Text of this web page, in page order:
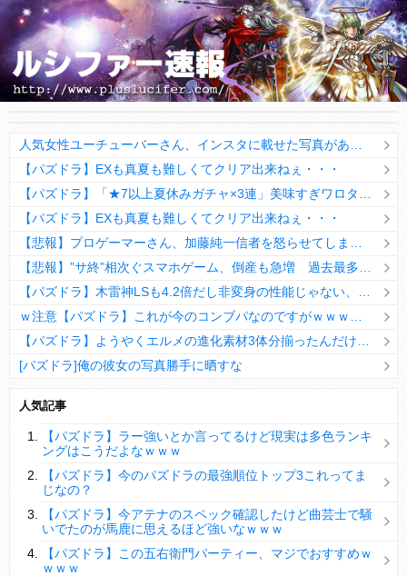
【パズドラ】EXも真夏も難しくてクリア出来ねぇ・・・
【パズドラ】EXも真夏も難しくてクリア出来ねぇ・・・
[パズドラ]俺の彼女の写真勝手に晒すな
【パズドラ】陣とか覚醒大小の方がええやろか？
ＤｅＮＡ山崎憲晴 左膝靭帯の手術を無事に終了
Powered by livedoor 相互RSS
人気記事
【パズドラ】ラー強いとか言ってるけど現実は多色ランキ
ングはこうだよなｗｗｗ
【パズドラ】今のパズドラの最強順位トップ3これってま
じなの？
【パズドラ】今アテナのスペック確認したけど曲芸士で騒
いでたのが馬鹿に思えるほど強いなｗｗｗ
【パズドラ】この五右衛門パーティー、マジでおすすめｗ
ｗｗｗ